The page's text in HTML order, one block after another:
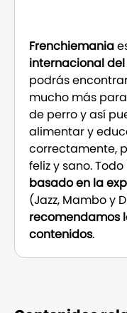
Frenchiemania
internacional
podrás
mucho más
de perro y así
alimentar y
correctamente,
feliz y sano.
basado en la
(Jazz, Mambo y
recomendamos
contenidos.